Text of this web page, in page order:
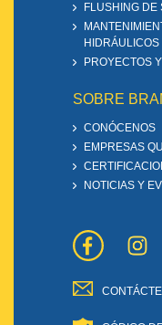
FLUSHING DE
PROYECTOS
SOBRE
CONÓCENOS
EMPRESAS
NOTICIAS Y